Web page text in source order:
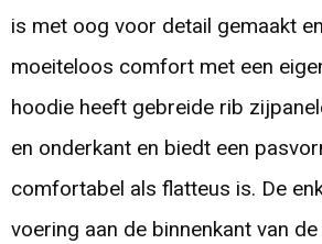
is met oog voor detail gemaakt
moeiteloos comfort met een
hoodie heeft gebreide rib
en onderkant en biedt een
comfortabel als flatteus is. De
voering aan de binnenkant van